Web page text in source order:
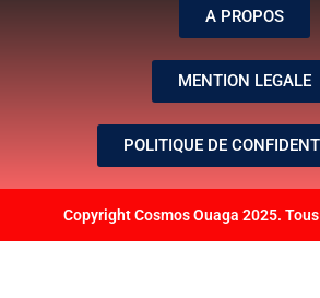
A PROPOS
MENTION LEGALE
POLITIQUE DE
Copyright Cosmos Ouaga 2025.